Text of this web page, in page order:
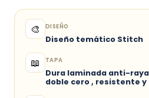
🎨 DISEÑO
Diseño temático Stitch
📖 TAPA
Dura laminada anti-
doble cero , resistente y